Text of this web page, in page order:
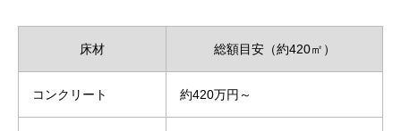
床材 総額目安（約420㎡）
コンクリート 約420万円～